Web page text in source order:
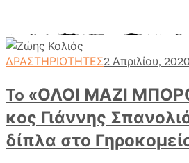
ΔΡΑΣΤΗΡΙΟΤΗΤΕΣ2 Απριλίου, 2020
To «ΟΛΟΙ ΜΑΖΙ
κος Γιάννης
δίπλα στο